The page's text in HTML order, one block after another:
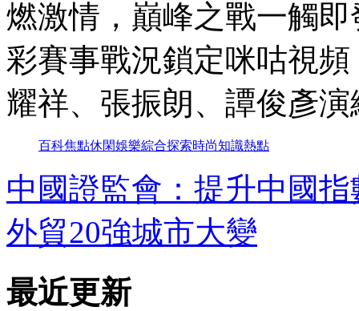
燃激情，巔峰之戰一觸
彩賽事戰況鎖定咪咕視
耀祥、張振朗、譚俊彥
百科焦點休閑娛樂綜合探索時尚知識熱點
中國證監會：提升中國
外貿20強城市大變
最近更新